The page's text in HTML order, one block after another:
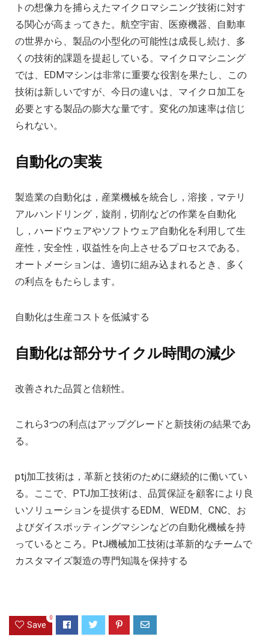
トの想像力を捕らえたマイクロマシニング技術に対す
る関心が高まってきた。航空宇宙、医療機器、自動車
の世界から、製品の小型化の可能性は成長し続け、多
くの技術的課題を提起している。マイクロマシニング
では、EDMマシンは非常に重要な役割を果たし、この
技術は新しいですが、今日の違いは、マイクロ加工を
必要とする製品の膨大な量です。変化の加速率は信じ
られない。
自動化の実装
製造業の自動化は，産業機械を統合し，溶接，マテリ
アルハンドリング，旋削，切削などの作業を自動化
し，ハードウェアやソフトウェア自動化を利用して生
産性，安全性，収益性を向上させるプロセスである。
オートメーションは、適切に組み込まれるとき、多く
の利点をもたらします。
自動化は生産コストを低減する
自動化は部分サイクル時間の減少
改善された品質と信頼性。
これら3つの利点はアップグレードと新技術の結果であ
る。
ptj加工技術は，革新と技術のために継続的に働いてい
る。ここで、PTJ加工技術は、品質保証を顧客により良
いソリューションを提供するEDM、WEDM、CNC、お
よびダイスポッティングマシンなどの自動化機械を持
っているところ。PtJ機械加工技術は革新的なチームで
カスタマイズ製造の専門知識を保持する
Save
0